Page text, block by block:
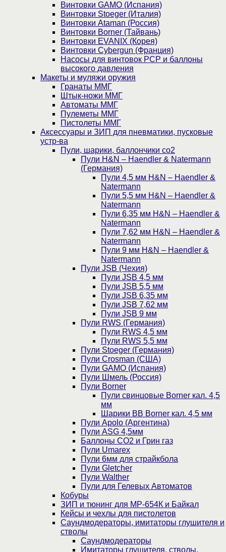
Винтовки GAMO (Испания)
Винтовки Stoeger (Италия)
Винтовки Ataman (Россия)
Винтовки Borner (Тайвань)
Винтовки EVANIX (Корея)
Винтовки Cybergun (Франция)
Насосы для винтовок PCP и баллоны
высокого давления
Макеты и муляжи оружия
Гранаты ММГ
Штык-ножи ММГ
Автоматы ММГ
Пулеметы ММГ
Пистолеты ММГ
Аксессуары и ЗИП для пневматики, пусковые
устр-ва
Пули, шарики, баллончики со2
Пули H&N – Haendler & Natermann
(Германия)
Пули 4,5 мм H&N – Haendler &
Natermann
Пули 5,5 мм H&N – Haendler &
Natermann
Пули 6,35 мм H&N – Haendler &
Natermann
Пули 7,62 мм H&N – Haendler &
Natermann
Пули 9 мм H&N – Haendler &
Natermann
Пули JSB (Чехия)
Пули JSB 4,5 мм
Пули JSB 5,5 мм
Пули JSB 6,35 мм
Пули JSB 7,62 мм
Пули JSB 9 мм
Пули RWS (Германия)
Пули RWS 4,5 мм
Пули RWS 5,5 мм
Пули Stoeger (Германия)
Пули Crosman (США)
Пули GAMO (Испания)
Пули Шмель (Россия)
Пули Borner
Пули свинцовые Borner кал. 4,5
мм
Шарики BB Borner кал. 4,5 мм
Пули Apolo (Аргентина)
Пули ASG 4,5мм
Баллоны CO2 и Грин газ
Пули Umarex
Пули 6мм для страйкбола
Пули Gletcher
Пули Walther
Пули для Гелевых Автоматов
Кобуры
ЗИП и тюнинг для МР-654К и Байкал
Кейсы и чехлы для пистолетов
Саундмодераторы, имитаторы глушителя и
стволы
Саундмодераторы
Имитаторы глушителя, стволы,